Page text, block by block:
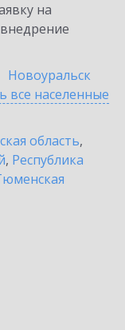
на
Новоуральск
все населенные
область,
, Республика